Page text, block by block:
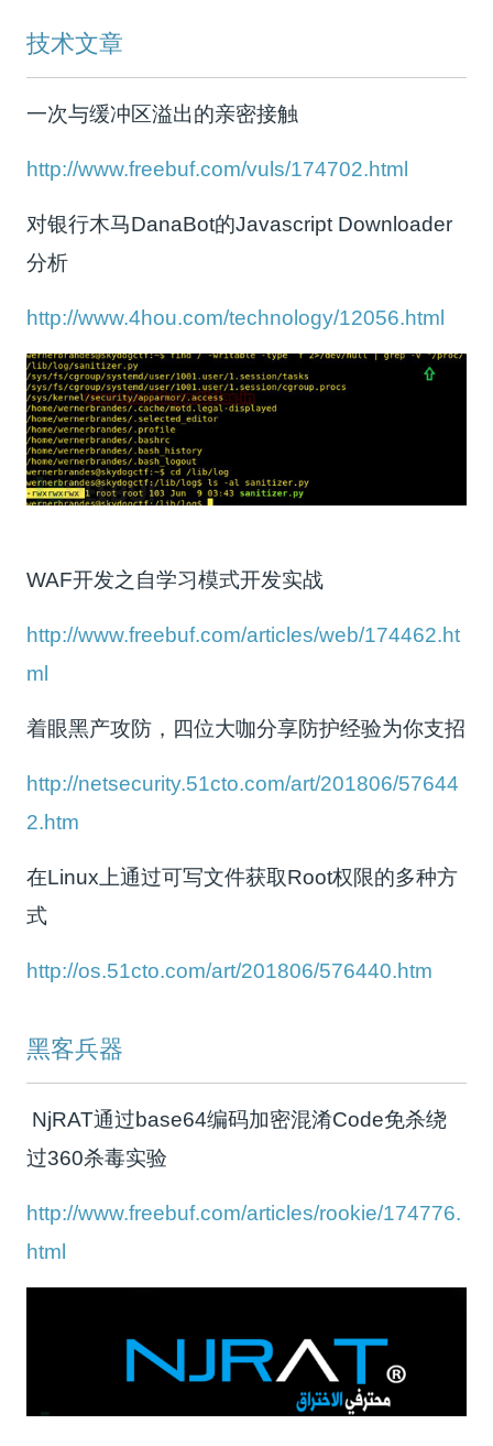
技术文章
一次与缓冲区溢出的亲密接触
http://www.freebuf.com/vuls/174702.html
对银行木马DanaBot的Javascript Downloader
分析
http://www.4hou.com/technology/12056.html
WAF开发之自学习模式开发实战
http://www.freebuf.com/articles/web/174462.ht
ml
着眼黑产攻防，四位大咖分享防护经验为你支招
http://netsecurity.51cto.com/art/201806/57644
2.htm
在Linux上通过可写文件获取Root权限的多种方
式
http://os.51cto.com/art/201806/576440.htm
黑客兵器
NjRAT通过base64编码加密混淆Code免杀绕
过360杀毒实验
http://www.freebuf.com/articles/rookie/174776.
html